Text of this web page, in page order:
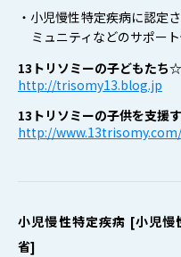
・小児慢性特定疾病に認定
ミュニティなどのサポート
13トリソミーの子どもた
http://trisomy13.blog.jp
13トリソミーの子供を支援
http://
小児慢性特定疾病 [小児
省]